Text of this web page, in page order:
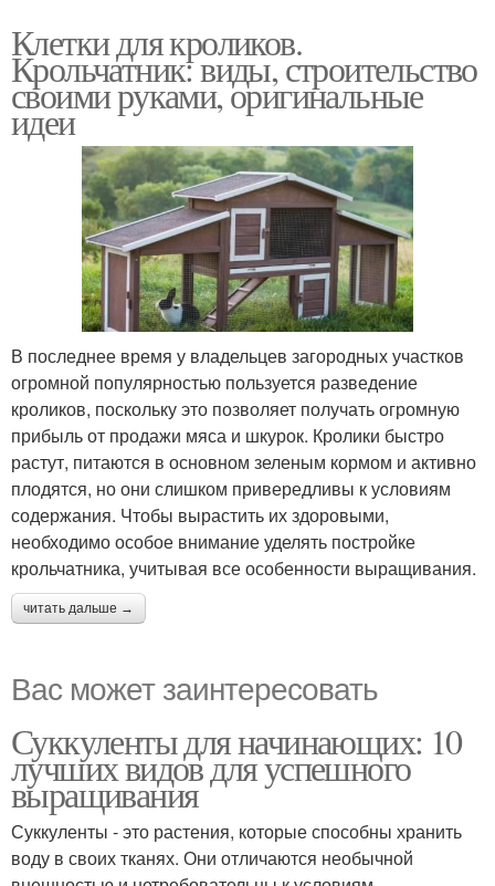
Клетки для кроликов.
Крольчатник: виды, строительство
своими руками, оригинальные
идеи
В последнее время у владельцев загородных участков
огромной популярностью пользуется разведение
кроликов, поскольку это позволяет получать огромную
прибыль от продажи мяса и шкурок. Кролики быстро
растут, питаются в основном зеленым кормом и активно
плодятся, но они слишком привередливы к условиям
содержания. Чтобы вырастить их здоровыми,
необходимо особое внимание уделять постройке
крольчатника, учитывая все особенности выращивания.
читать дальше →
Вас может заинтересовать
Суккуленты для начинающих: 10
лучших видов для успешного
выращивания
Суккуленты - это растения, которые способны хранить
воду в своих тканях. Они отличаются необычной